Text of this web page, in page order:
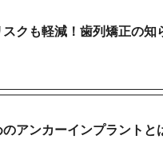
クも軽減！歯列矯正の知
アンカーインプラントと